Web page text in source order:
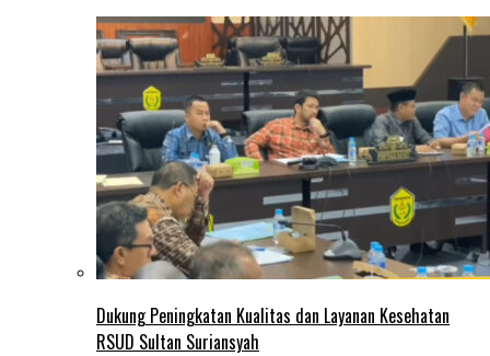
Dukung Peningkatan Kualitas dan Layanan Kesehatan
RSUD Sultan Suriansyah